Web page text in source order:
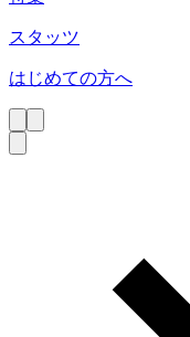
スタッツ
はじめての方へ